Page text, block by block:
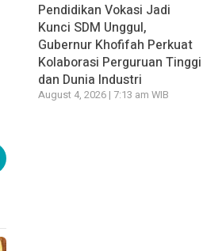
Pendidikan Vokasi Jadi
Kunci SDM Unggul,
Gubernur Khofifah Perkuat
Kolaborasi Perguruan Tinggi
dan Dunia Industri
August 4, 2026 | 7:13 am WIB